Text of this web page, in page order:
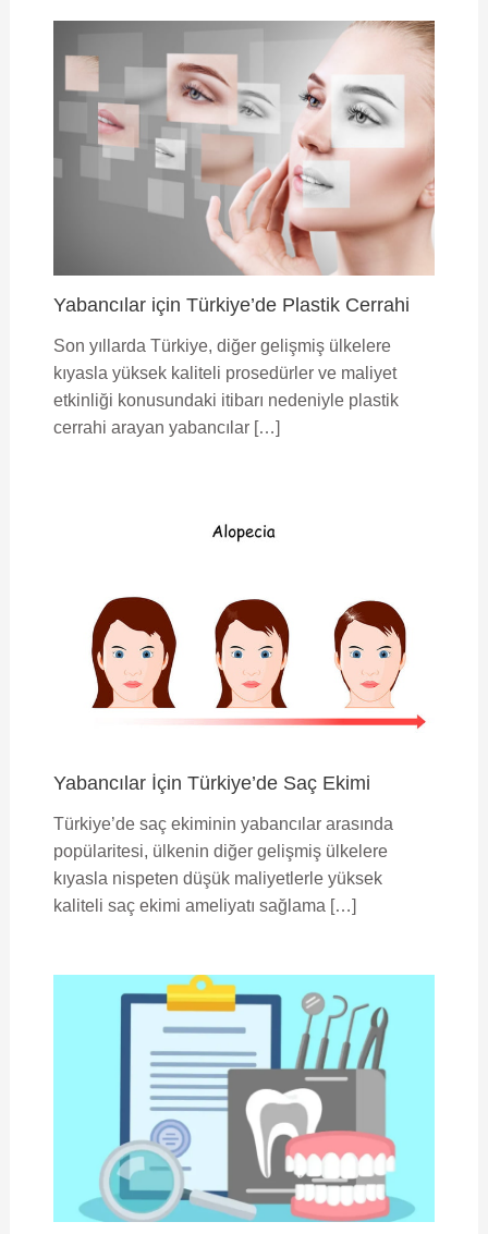
Yabancılar için Türkiye’de Plastik Cerrahi
Son yıllarda Türkiye, diğer gelişmiş ülkelere
kıyasla yüksek kaliteli prosedürler ve maliyet
etkinliği konusundaki itibarı nedeniyle plastik
cerrahi arayan yabancılar […]
Yabancılar İçin Türkiye’de Saç Ekimi
Türkiye’de saç ekiminin yabancılar arasında
popülaritesi, ülkenin diğer gelişmiş ülkelere
kıyasla nispeten düşük maliyetlerle yüksek
kaliteli saç ekimi ameliyatı sağlama […]